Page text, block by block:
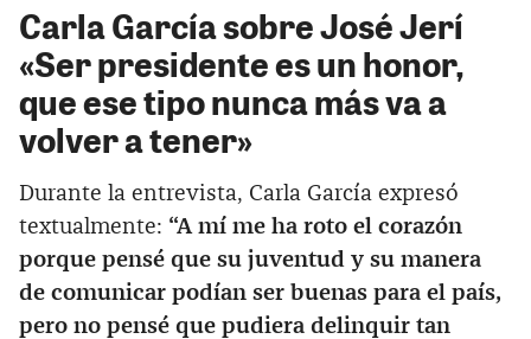
Carla García sobre José Jerí
«Ser presidente es un honor,
que ese tipo nunca más va a
volver a tener»
Durante la entrevista, Carla García expresó
textualmente: “A mí me ha roto el corazón
porque pensé que su juventud y su manera
de comunicar podían ser buenas para el país,
pero no pensé que pudiera delinquir tan